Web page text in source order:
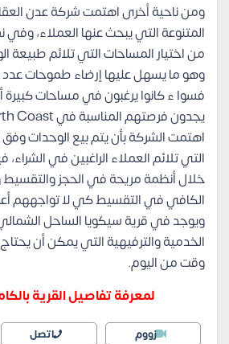
ومن ناحية أخرى اهتمت شركة عدن
المتنوعة التي يبحث عنها العملاء،
من اختيار المساحات التي تلائم طبيعة
وهو ما يسهل عليها إرضاء طموحات عدد
فسوا ء كانوا يرغبون في مساحات
اهتمت الشركة بأن يتم بيع الوحدات وفق
التي تلائم العملاء الراغبين في
خلال أنظمة مريحة في الحجز
الكافي في التقسيط كي لا تواجههم
ويوجد في قرية سيكويا الساحل
الخدمية والترفيهية التي يمكن أن
وقت من اليوم.
لمعرفة تفاصيل القرية
زووم اتصل